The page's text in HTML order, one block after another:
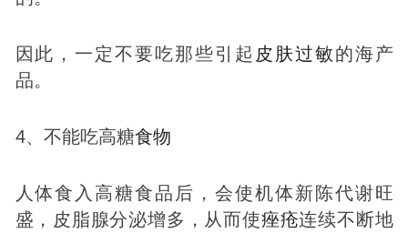
因此，一定不要吃那些引起 皮肤过敏的海产
品。
4、不能吃高糖食物
人体食入高糖食品后，会使机体新陈代谢旺
盛，皮脂腺分泌增多，从而使痤疮连续不断地